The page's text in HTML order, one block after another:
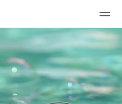
agenda E-
Pagina's